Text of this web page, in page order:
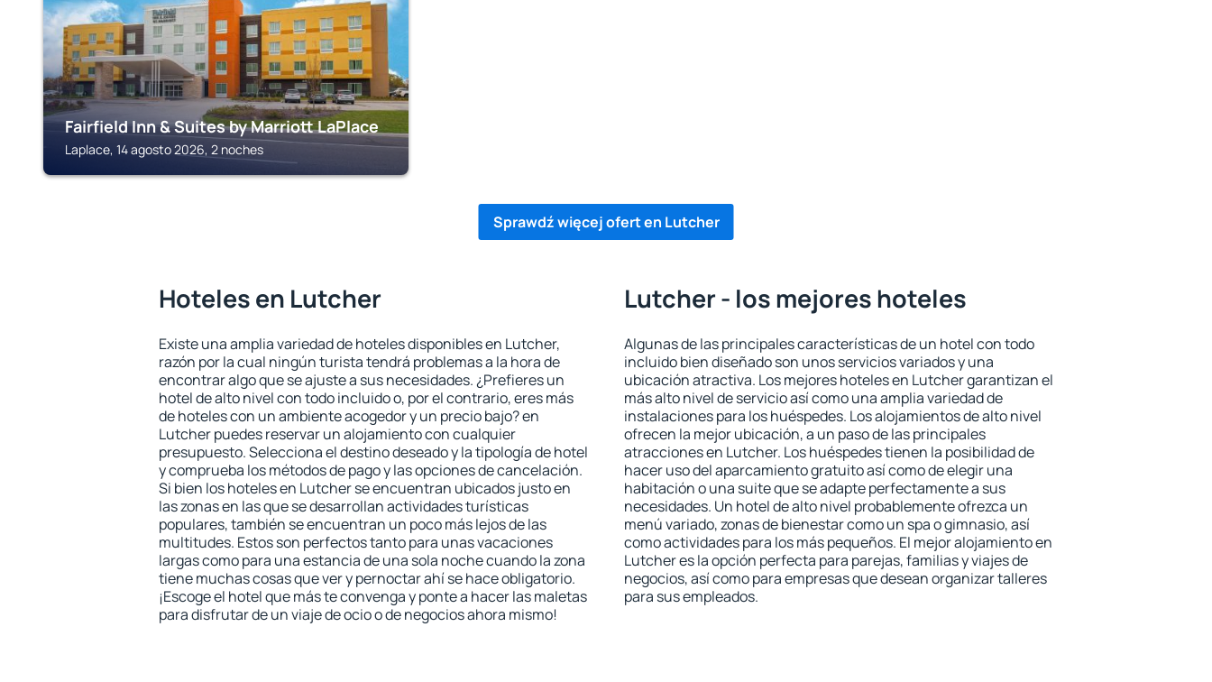
Fairfield Inn & Suites by Marriott LaPlace
Laplace, 14 agosto 2026, 2 noches
Sprawdź więcej ofert en Lutcher
Hoteles en Lutcher
Existe una amplia variedad de hoteles disponibles en Lutcher,
razón por la cual ningún turista tendrá problemas a la hora de
encontrar algo que se ajuste a sus necesidades. ¿Prefieres un
hotel de alto nivel con todo incluido o, por el contrario, eres más
de hoteles con un ambiente acogedor y un precio bajo? en
Lutcher puedes reservar un alojamiento con cualquier
presupuesto. Selecciona el destino deseado y la tipología de hotel
y comprueba los métodos de pago y las opciones de cancelación.
Si bien los hoteles en Lutcher se encuentran ubicados justo en
las zonas en las que se desarrollan actividades turísticas
populares, también se encuentran un poco más lejos de las
multitudes. Estos son perfectos tanto para unas vacaciones
largas como para una estancia de una sola noche cuando la zona
tiene muchas cosas que ver y pernoctar ahí se hace obligatorio.
¡Escoge el hotel que más te convenga y ponte a hacer las maletas
para disfrutar de un viaje de ocio o de negocios ahora mismo!
Lutcher - los mejores hoteles
Algunas de las principales características de un hotel con todo
incluido bien diseñado son unos servicios variados y una
ubicación atractiva. Los mejores hoteles en Lutcher garantizan el
más alto nivel de servicio así como una amplia variedad de
instalaciones para los huéspedes. Los alojamientos de alto nivel
ofrecen la mejor ubicación, a un paso de las principales
atracciones en Lutcher. Los huéspedes tienen la posibilidad de
hacer uso del aparcamiento gratuito así como de elegir una
habitación o una suite que se adapte perfectamente a sus
necesidades. Un hotel de alto nivel probablemente ofrezca un
menú variado, zonas de bienestar como un spa o gimnasio, así
como actividades para los más pequeños. El mejor alojamiento en
Lutcher es la opción perfecta para parejas, familias y viajes de
negocios, así como para empresas que desean organizar talleres
para sus empleados.